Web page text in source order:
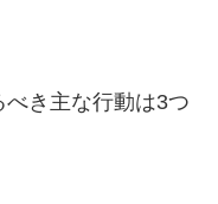
き主な行動は3つ